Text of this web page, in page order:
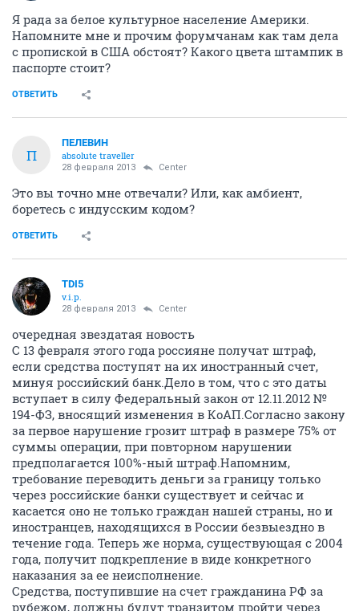
Я рада за белое культурное население Америки.
Напомните мне и прочим форумчанам как там дела
с пропиской в США обстоят? Какого цвета штампик в
паспорте стоит?
ОТВЕТИТЬ
П
ПЕЛЕВИН
absolute traveller
28 февраля 2013 Center
Это вы точно мне отвечали? Или, как амбиент,
боретесь с индусским кодом?
ОТВЕТИТЬ
TDI5
v.i.p.
28 февраля 2013 Center
очередная звездатая новость
С 13 февраля этого года россияне получат штраф,
если средства поступят на их иностранный счет,
минуя российский банк.Дело в том, что с это даты
вступает в силу Федеральный закон от 12.11.2012 №
194-ФЗ, вносящий изменения в КоАП.Согласно закону
за первое нарушение грозит штраф в размере 75% от
суммы операции, при повторном нарушении
предполагается 100%-ный штраф.Напомним,
требование переводить деньги за границу только
через российские банки существует и сейчас и
касается оно не только граждан нашей страны, но и
иностранцев, находящихся в России безвыездно в
течение года. Теперь же норма, существующая с 2004
года, получит подкрепление в виде конкретного
наказания за ее неисполнение.
Средства, поступившие на счет гражданина РФ за
рубежом, должны будут транзитом пройти через